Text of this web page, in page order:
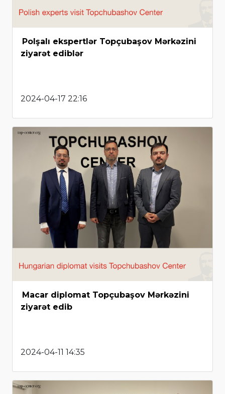
Polşalı ekspertlər Topçubaşov Mərkəzini
ziyarət ediblər
2024-04-17 22:16
Macar diplomat Topçubaşov Mərkəzini
ziyarət edib
2024-04-11 14:35